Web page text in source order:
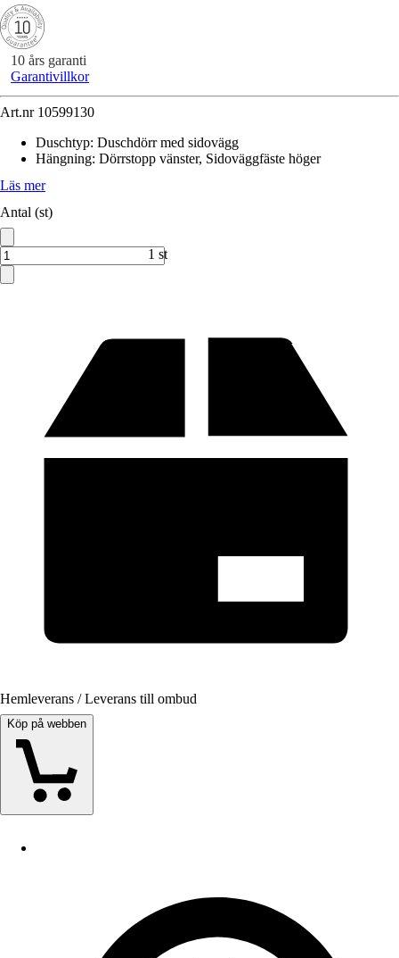
10 års garanti
Garantivillkor
Art.nr 10599130
Duschtyp: Duschdörr med sidovägg
Hängning: Dörrstopp vänster, Sidoväggfäste höger
Läs mer
Antal (st)
1 st
Hemleverans / Leverans till ombud
Köp på webben